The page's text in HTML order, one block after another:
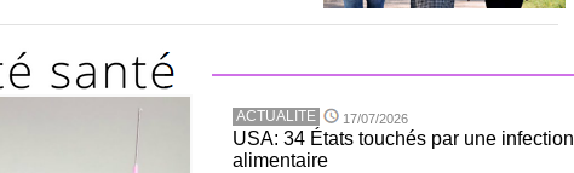
ACTUALITE 17/07/2026
USA: 34 États touchés par une infection
alimentaire